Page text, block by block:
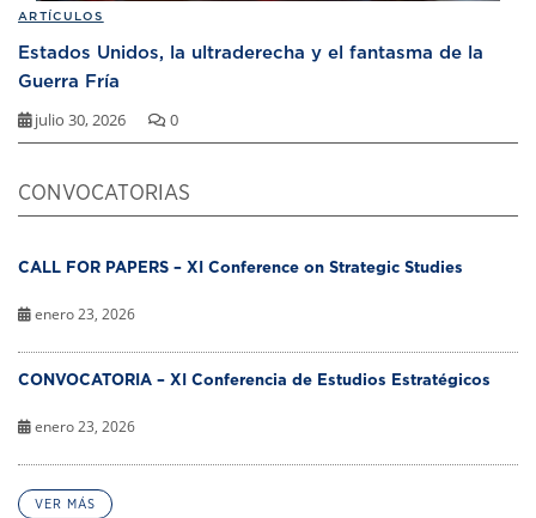
ARTÍCULOS
Estados Unidos, la ultraderecha y el fantasma de la
Guerra Fría
julio 30, 2026 0
CONVOCATORIAS
CALL FOR PAPERS – XI Conference on Strategic Studies
enero 23, 2026
CONVOCATORIA – XI Conferencia de Estudios Estratégicos
enero 23, 2026
VER MÁS